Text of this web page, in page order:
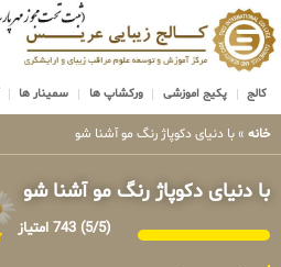
کالج پکیج اموزشی ورکشاپ ها سمینار ها
خانه » با دنیای دکوپاژ رنگ مو آشنا شو
با دنیای دکوپاژ رنگ مو آشنا شو
(5/5) 743 امتیاز